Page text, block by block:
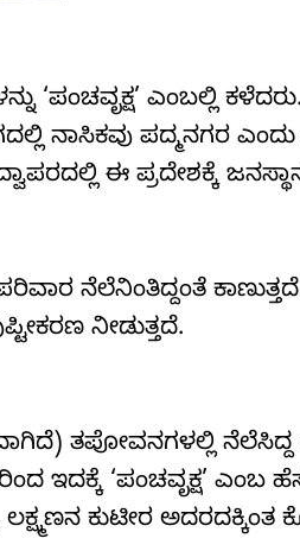
‘ಪಂಚವೃಕ್ಷ’ ಎಂಬಲ್ಲಿ
ನಾಸಿಕವು ಪದ್ಮನಗರ ಎಂದು
ಈ ಪ್ರದೇಶಕ್ಕೆ
ನೆಲೆನಿಂತಿದ್ದಂತೆ
ನೀಡುತ್ತದೆ.
ತಪೋವನಗಳಲ್ಲಿ
ಇದಕ್ಕೆ ‘ಪಂಚವೃಕ್ಷ’ ಎಂಬ
ಲಕ್ಷ್ಮಣನ ಕುಟೀರ